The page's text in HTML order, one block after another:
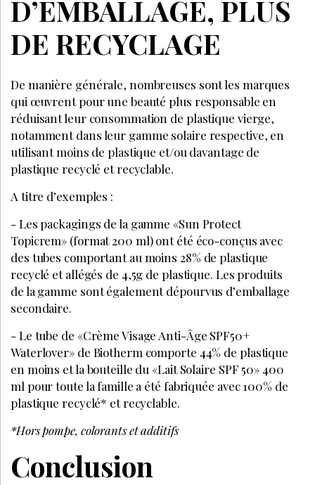
D’EMBALLAGE, PLUS
DE RECYCLAGE
De manière générale, nombreuses sont les marques
qui œuvrent pour une beauté plus responsable en
réduisant leur consommation de plastique vierge,
notamment dans leur gamme solaire respective, en
utilisant moins de plastique et/ou davantage de
plastique recyclé et recyclable.
A titre d’exemples :
- Les packagings de la gamme «Sun Protect
Topicrem» (format 200 ml) ont été éco-conçus avec
des tubes comportant au moins 28% de plastique
recyclé et allégés de 4,5g de plastique. Les produits
de la gamme sont également dépourvus d’emballage
secondaire.
- Le tube de «Crème Visage Anti-Âge SPF50+
Waterlover» de Biotherm comporte 44% de plastique
en moins et la bouteille du «Lait Solaire SPF 50» 400
ml pour toute la famille a été fabriquée avec 100% de
plastique recyclé* et recyclable.
*Hors pompe, colorants et additifs
Conclusion